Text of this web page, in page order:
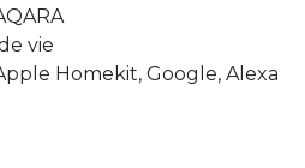
vie
Homekit, Google, Alexa